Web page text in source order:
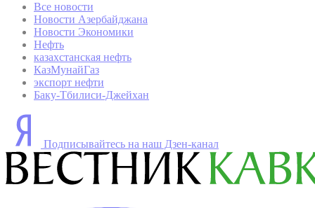
Все новости
Новости Азербайджана
Новости Экономики
Нефть
казахстанская нефть
КазМунайГаз
экспорт нефти
Баку-Тбилиси-Джейхан
Подписывайтесь на наш Дзен-канал